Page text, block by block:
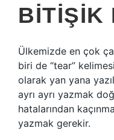
BITIŞIK
Ülkemizde en çok
biri de “tear”
olarak yan yana
ayrı ayrı yazmak
hatalarından
yazmak gerekir.